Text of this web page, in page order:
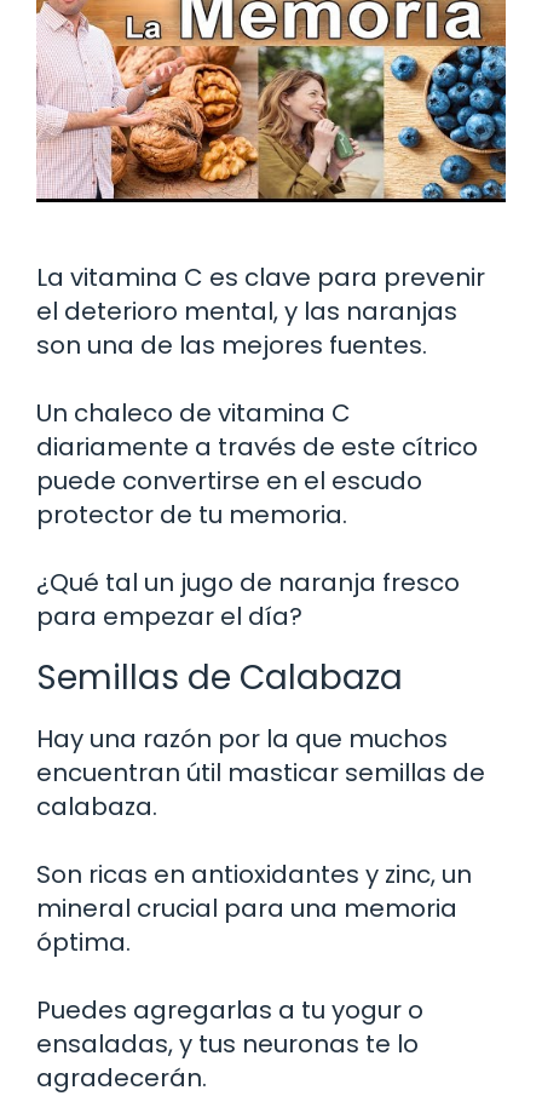
La vitamina C es clave para prevenir
el deterioro mental, y las naranjas
son una de las mejores fuentes.
Un chaleco de vitamina C
diariamente a través de este cítrico
puede convertirse en el escudo
protector de tu memoria.
¿Qué tal un jugo de naranja fresco
para empezar el día?
Semillas de Calabaza
Hay una razón por la que muchos
encuentran útil masticar semillas de
calabaza.
Son ricas en antioxidantes y zinc, un
mineral crucial para una memoria
óptima.
Puedes agregarlas a tu yogur o
ensaladas, y tus neuronas te lo
agradecerán.